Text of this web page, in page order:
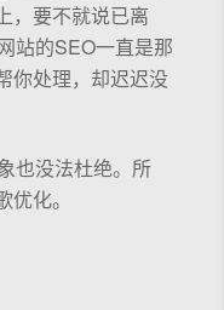
，要不就说已离
站的SEO一直是那
你处理，却迟迟没
也没法杜绝。所
化。